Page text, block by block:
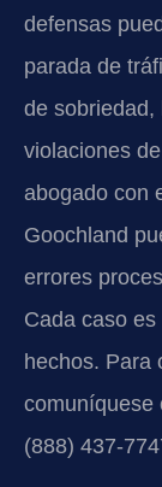
defensas
parada de
de
violaciones
abogado con
Goochland
errores
Cada caso
hechos. Para
comuníquese
(888) 437-